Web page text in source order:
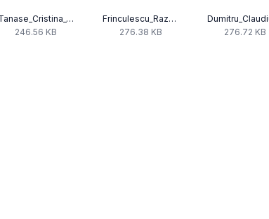
Tanase_Cristina_13062013.pdf
246.56 KB
Frinculescu_Razvan_13062013.pdf
276.38 KB
276.72 KB